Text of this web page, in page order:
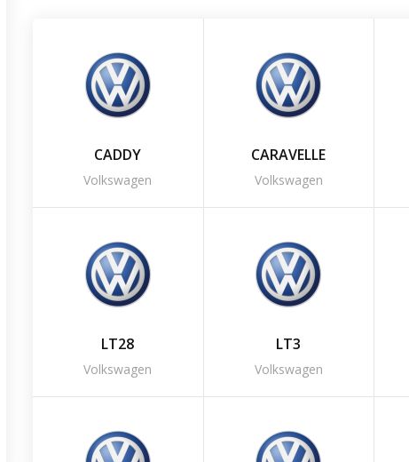
CADDY
Volkswagen
CARAVELLE
Volkswagen
LT28
Volkswagen
LT3
Volkswagen